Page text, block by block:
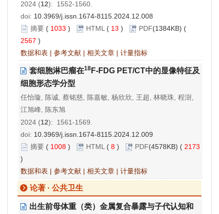
2024 (12): 1552-1560.
doi: 10.3969/j.issn.1674-8115.2024.12.008
摘要 ( 1033 ) HTML ( 13 ) PDF(1384KB) (
2567 )
数据和表 | 参考文献 | 相关文章 | 计量指标
套细胞淋巴瘤在18 F-FDG PET/CT中的显像特征及
细胞形态学分型
任怡璇, 陈诚, 蔡铭慈, 陈嘉敏, 杨欣欣, 王超, 林晓珠, 程澍,
江旭峰, 陈东旭
2024 (12): 1561-1569.
doi: 10.3969/j.issn.1674-8115.2024.12.009
摘要 ( 1008 ) HTML ( 8 ) PDF(4578KB) ( 2173
)
数据和表 | 参考文献 | 相关文章 | 计量指标
论著 · 公共卫生
出生前母体重（类）金属复合暴露与子代认知和